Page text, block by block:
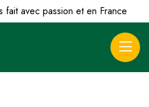
fait avec passion et en France